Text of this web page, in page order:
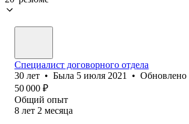
Специалист договорного отдела
30 лет • Была 5 июля 2021 • Обновлено
50 000 ₽
Общий опыт
8 лет 2 месяца